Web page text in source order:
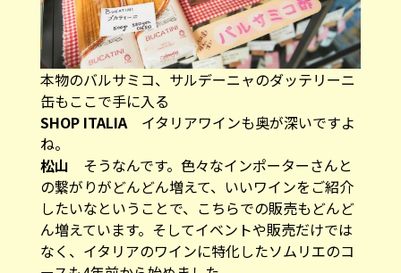
本物のバルサミコ、サルデーニャのダッテリーニ
缶もここで手に入る
SHOP ITALIAイタリアワインも奥が深いですよ
ね。
松山 そうなんです。色々なインポーターさんと
の繋がりがどんどん増えて、いいワインをご紹介
したいなということで、こちらでの販売もどんど
ん増えています。そしてイベントや販売だけでは
なく、イタリアのワインに特化したソムリエのコ